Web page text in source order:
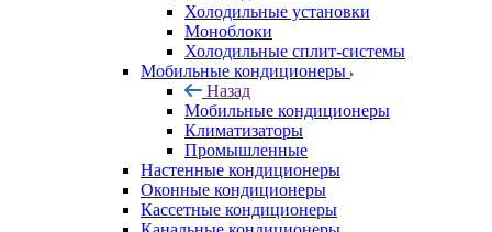
Холодильные установки
Моноблоки
Холодильные сплит-системы
Мобильные кондиционеры
Назад
Мобильные кондиционеры
Климатизаторы
Промышленные
Настенные кондиционеры
Оконные кондиционеры
Кассетные кондиционеры